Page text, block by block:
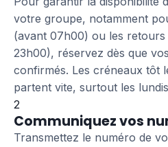
votre groupe, notamment
(avant 07h00) ou les
23h00), réservez dès que
confirmés. Les créneaux tôt
partent vite, surtout les
2
Communiquez vos
Transmettez le numéro de